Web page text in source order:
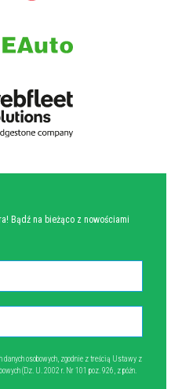
Bądź na bieżąco z nowościami
osobowych, zgodnie z treścią Ustawy z
(Dz. U. 2002 r. Nr 101 poz. 926, z późn.